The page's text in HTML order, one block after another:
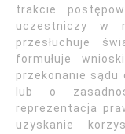
trakcie
uczestniczy w
przesłuchuje
formułuje
przekonanie
lub o
reprezentacja
uzyskanie